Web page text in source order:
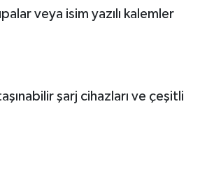
veya isim yazılı kalemler
şarj cihazları ve çeşitli